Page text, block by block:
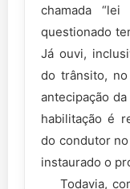
chamada
questionado
Já ouvi,
do trânsito,
antecipação
habilitação é
do condutor
instaurado o
Todavia,